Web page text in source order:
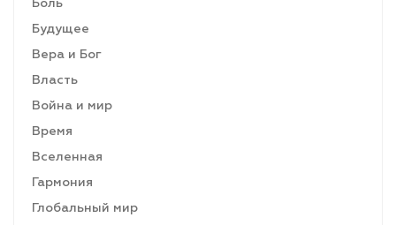
Боль
Будущее
Вера и Бог
Власть
Война и мир
Время
Вселенная
Гармония
Глобальный мир